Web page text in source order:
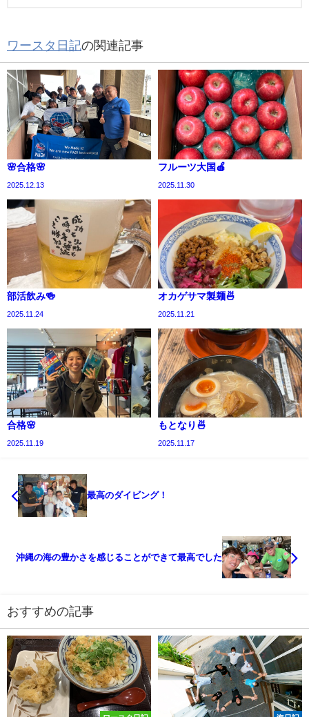
ワースタ日記の関連記事
🌸合格🌸
2025.12.13
フルーツ大国🍎
2025.11.30
部活飲み🍻
2025.11.24
オカゲサマ製麺🍜
2025.11.21
合格🌸
2025.11.19
もとなり🍜
2025.11.17
最高のダイビング！
沖縄の海の豊かさを感じることができて最高でした
おすすめの記事